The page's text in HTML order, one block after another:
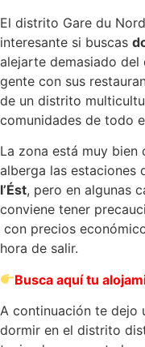
El distrito Gare du
interesante si buscas
alejarte demasiado
gente con sus
de un distrito
comunidades de todo
La zona está muy bien
alberga las estaciones
l’Ést, pero en algunas
conviene tener
con precios
hora de salir.
Busca aquí tu
A continuación te dejo
dormir en el distrito